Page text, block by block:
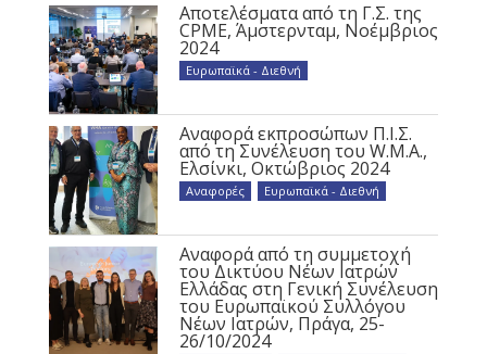
Αποτελέσματα από τη Γ.Σ. της
CPME, Άμστερνταμ, Νοέμβριος
2024
Ευρωπαϊκά - Διεθνή
Αναφορά εκπροσώπων Π.Ι.Σ.
από τη Συνέλευση του W.M.A.,
Ελσίνκι, Οκτώβριος 2024
Αναφορές Ευρωπαϊκά - Διεθνή
Αναφορά από τη συμμετοχή
του Δικτύου Νέων Ιατρών
Ελλάδας στη Γενική Συνέλευση
του Ευρωπαϊκού Συλλόγου
Νέων Ιατρών, Πράγα, 25-
26/10/2024